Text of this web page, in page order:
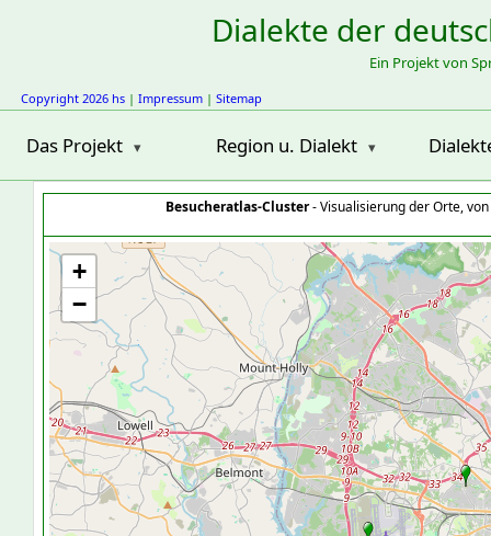
Dialekte der
Ein Projekt von
Copyright 2026 hs | Impressum | Sitemap
Das Projekt Region u. Dialekt
Besucheratlas-Cluster- Visualisierung der Orte,
+
−